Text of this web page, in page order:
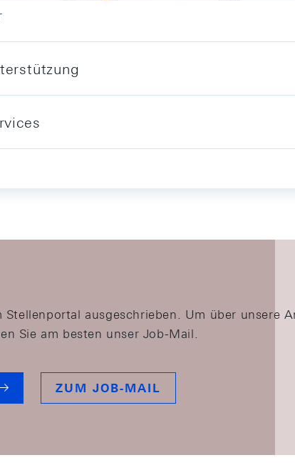
ausgeschrieben. Um über unsere
Sie am besten unser Job-Mail.
ZUM JOB-MAIL